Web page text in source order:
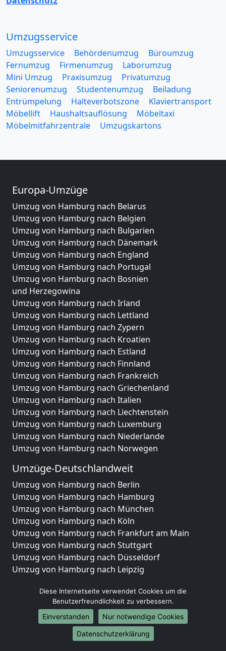
Umzugsservice
Umzugsservice Behördenumzug
Büroumzug
Fernumzug
Firmenumzug
Laborumzug
Mini Umzug
Praxisumzug
Privatumzug
Seniorenumzug
Studentenumzug
Beiladung
Entrümpelung
Halteverbotszone
Klaviertransport
Möbellift
Haushaltsauflösung
Möbeltaxi
Möbelmitfahrzentrale
Umzugskartons
Europa-Umzüge
Umzug von Hamburg nach Belarus
Umzug von Hamburg nach Belgien
Umzug von Hamburg nach Bulgarien
Umzug von Hamburg nach Dänemark
Umzug von Hamburg nach England
Umzug von Hamburg nach Portugal
Umzug von Hamburg nach Bosnien
und Herzegowina
Umzug von Hamburg nach Irland
Umzug von Hamburg nach Lettland
Umzug von Hamburg nach Zypern
Umzug von Hamburg nach Kroatien
Umzug von Hamburg nach Estland
Umzug von Hamburg nach Finnland
Umzug von Hamburg nach Frankreich
Umzug von Hamburg nach Griechenland
Umzug von Hamburg nach Italien
Umzug von Hamburg nach Liechtenstein
Umzug von Hamburg nach Luxemburg
Umzug von Hamburg nach Niederlande
Umzug von Hamburg nach Norwegen
Umzüge-Deutschlandweit
Umzug von Hamburg nach Berlin
Umzug von Hamburg nach Hamburg
Umzug von Hamburg nach München
Umzug von Hamburg nach Köln
Umzug von Hamburg nach Frankfurt am Main
Umzug von Hamburg nach Stuttgart
Umzug von Hamburg nach Düsseldorf
Umzug von Hamburg nach Leipzig
Umzug von Hamburg nach Essen
Umzug von Hamburg nach Bremen
Umzug von Hamburg nach Dresden
Umzug von Hamburg nach Hannover
Umzug von Hamburg nach Nürnberg
Diese Internetseite verwendet Cookies um die
Benutzerfreundlichkeit zu verbessern.
Einverstanden
Nur notwendige Cookies
Datenschutzerklärung